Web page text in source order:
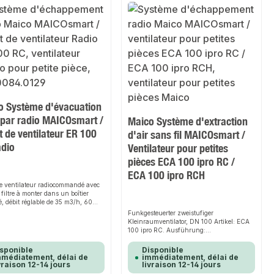
Système d'évacuation
radio MAICOsmart /
de ventilateur ER 100
ventilateur radiocommandé avec
filtre à monter dans un boîtier
débit réglable de 35 m3/h, 60
Réglage de la vitesse :
average : -6,72 kWh/(m2*a).
tension : courant alternatif.
assignée : 230 V. Fréquence du
délai de
12-14 jours
Maico Système d'extraction
d'air sans fil MAICOsmart /
Ventilateur pour petites
pièces ECA 100 ipro RC /
ECA 100 ipro RCH
Funkgesteuerter zweistufiger
Kleinraumventilator, DN 100 Artikel: ECA
100 ipro RC. Ausführung:
/ 92 m3/h. Drehzahl: 2100 1/min / 2500
1/min. Luftrichtung: Abluft.
Drehzahlsteuerbar: nein. Reversierbarkeit:
Disponible
immédiatement, délai de
livraison 12-14 jours